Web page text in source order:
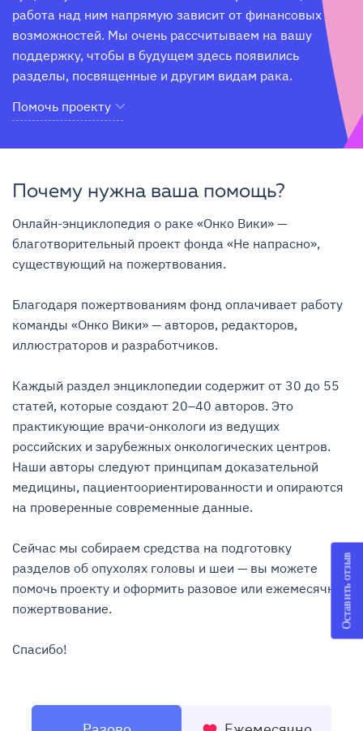
работа над ним напрямую зависит от финансовых
возможностей. Мы очень рассчитываем на вашу
поддержку, чтобы в будущем здесь появились
разделы, посвященные и другим видам рака.
Помочь проекту
Почему нужна ваша помощь?
Онлайн-энциклопедия о раке «Онко Вики» —
благотворительный проект фонда «Не напрасно»,
существующий на пожертвования.
Благодаря пожертвованиям фонд оплачивает работу
команды «Онко Вики» — авторов, редакторов,
иллюстраторов и разработчиков.
Каждый раздел энциклопедии содержит от 30 до 55
статей, которые создают 20–40 авторов. Это
практикующие врачи-онкологи из ведущих
российских и зарубежных онкологических центров.
Наши авторы следуют принципам доказательной
медицины, пациентоориентированности и опираются
на проверенные современные данные.
Сейчас мы собираем средства на подготовку
разделов об опухолях головы и шеи — вы можете
помочь проекту и оформить разовое или ежемесячное
пожертвование.
Спасибо!
Оставить отзыв